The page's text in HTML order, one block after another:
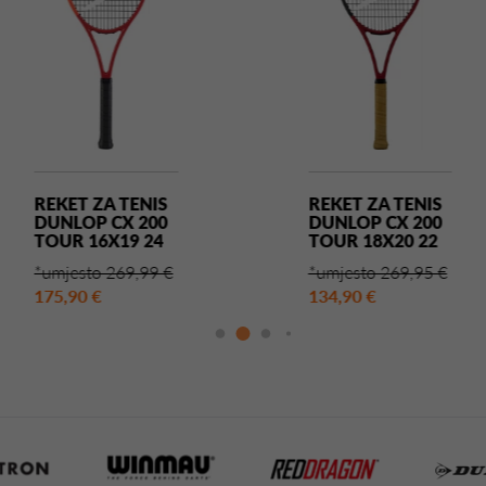
REKET ZA TENIS
DUNLOP CX 200
TOUR 16X19 24
*umjesto 269,99 €
175,90 €
REKET ZA TENIS
DUNLOP CX 200
TOUR 18X20 22
*umjesto 269,95 €
134,90 €